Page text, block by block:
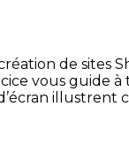
de sites
vous guide